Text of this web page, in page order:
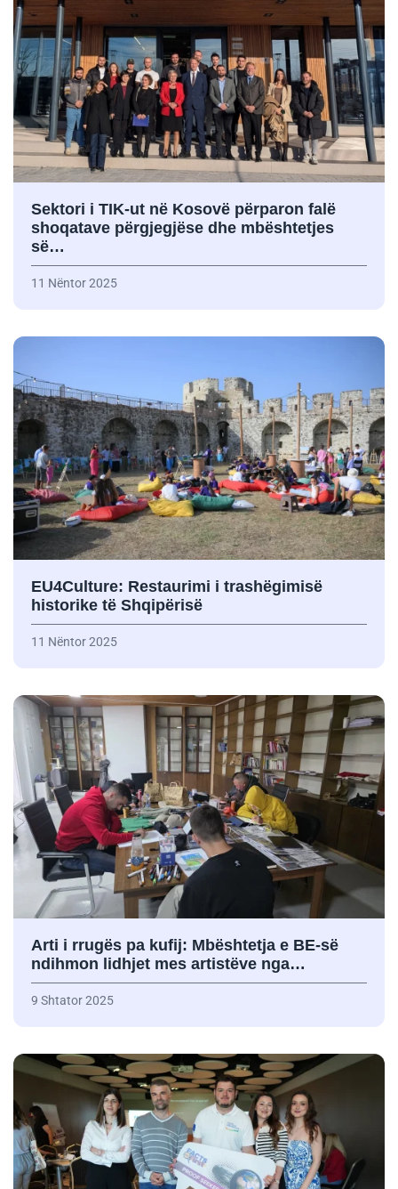
Sektori i TIK-ut në Kosovë përparon falë
shoqatave përgjegjëse dhe mbështetjes
së…
11 Nëntor 2025
EU4Culture: Restaurimi i trashëgimisë
historike të Shqipërisë
11 Nëntor 2025
Arti i rrugës pa kufij: Mbështetja e BE-së
ndihmon lidhjet mes artistëve nga…
9 Shtator 2025